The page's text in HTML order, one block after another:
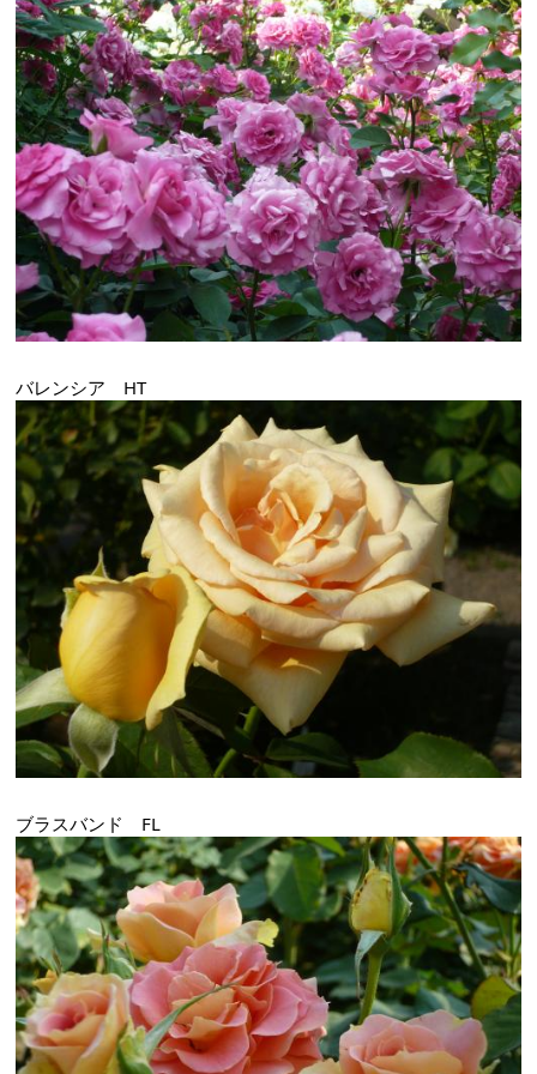
バレンシア HT
ブラスバンド FL